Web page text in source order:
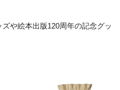
や絵本出版120周年の記念グッ